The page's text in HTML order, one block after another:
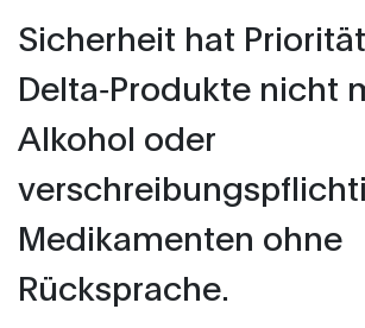
Sicherheit hat
Delta‑Produkte nicht
Alkohol oder
Medikamenten ohne
Rücksprache.